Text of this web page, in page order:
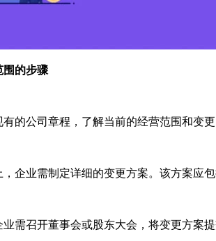
围的步骤
的公司章程，了解当前的经营范围和变
企业需制定详细的变更方案。该方案应
需召开董事会或股东大会，将变更方案